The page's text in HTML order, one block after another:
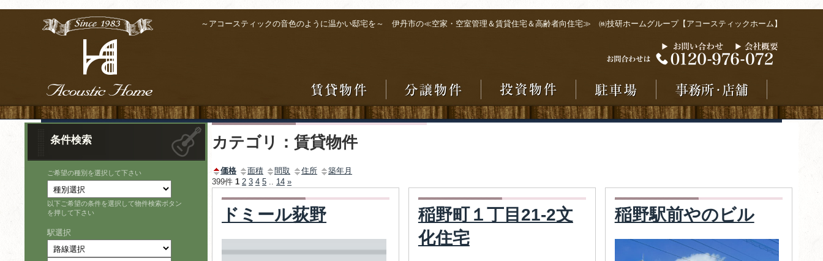
～アコースティックの音色のように温かい邸宅を～ 伊丹市の≪空家・空室管理＆賃貸住宅＆高齢者向住宅≫ ㈱技研ホームグループ【アコースティックホーム】
条件検索
ご希望の種別を選択して下さい
以下ご希望の条件を選択して物件検索ボタン
を押して下さい
駅選択
カテゴリ：賃貸物件
価格 面積 間取 住所
築年月
399件1 2 3 4 5 .. 14 »
ドミール荻野
稲野町１丁目21-2文
化住宅
稲野駅前やのビル